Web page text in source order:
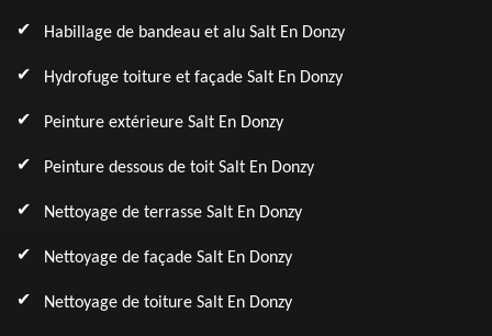
Habillage de bandeau et alu Salt En Donzy
Hydrofuge toiture et façade Salt En Donzy
Peinture extérieure Salt En Donzy
Peinture dessous de toit Salt En Donzy
Nettoyage de terrasse Salt En Donzy
Nettoyage de façade Salt En Donzy
Nettoyage de toiture Salt En Donzy